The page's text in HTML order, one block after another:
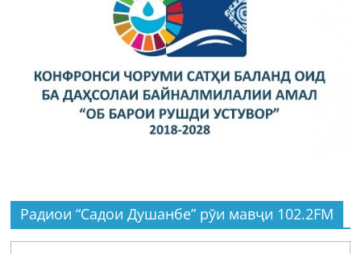
Радиои “Садои Душанбе” рӯи мавҷи 102.2FM